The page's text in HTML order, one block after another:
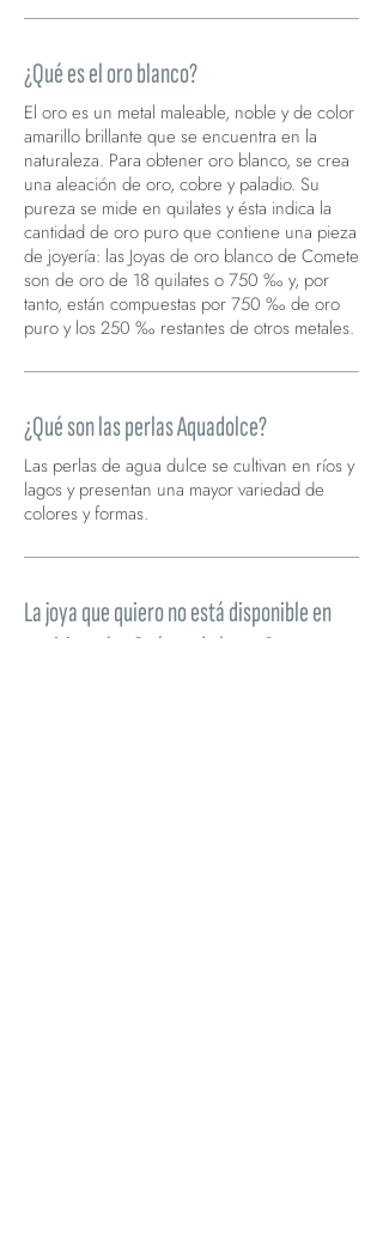
¿Qué es el oro blanco?
El oro es un metal maleable, noble y de color
amarillo brillante que se encuentra en la
naturaleza. Para obtener oro blanco, se crea
una aleación de oro, cobre y paladio. Su
pureza se mide en quilates y ésta indica la
cantidad de oro puro que contiene una pieza
de joyería: las Joyas de oro blanco de Comete
son de oro de 18 quilates o 750 ‰ y, por
tanto, están compuestas por 750 ‰ de oro
puro y los 250 ‰ restantes de otros metales.
¿Qué son las perlas Aquadolce?
Las perlas de agua dulce se cultivan en ríos y
lagos y presentan una mayor variedad de
colores y formas.
La joya que quiero no está disponible en
su sitio web. ¿Qué puedo hacer?